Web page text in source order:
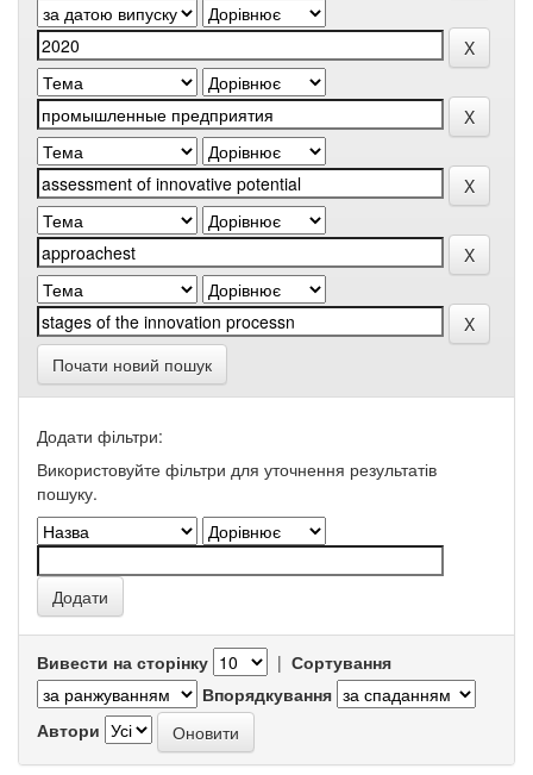
Почати новий пошук
Додати фільтри:
Використовуйте фільтри для уточнення результатів
пошуку.
Вивести на сторінку | Сортування
Впорядкування
Автори